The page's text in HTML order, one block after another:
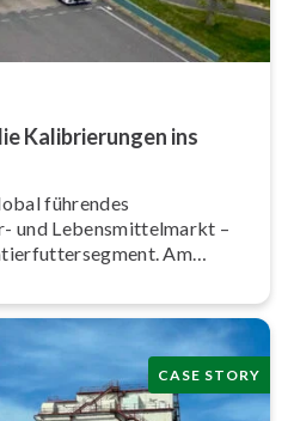
Ka­li­brie­run­gen ins
führendes
und Le­bens­mit­tel­markt –
Am
Mit­ar­bei­ten­de Kat­zen­
CASE STORY